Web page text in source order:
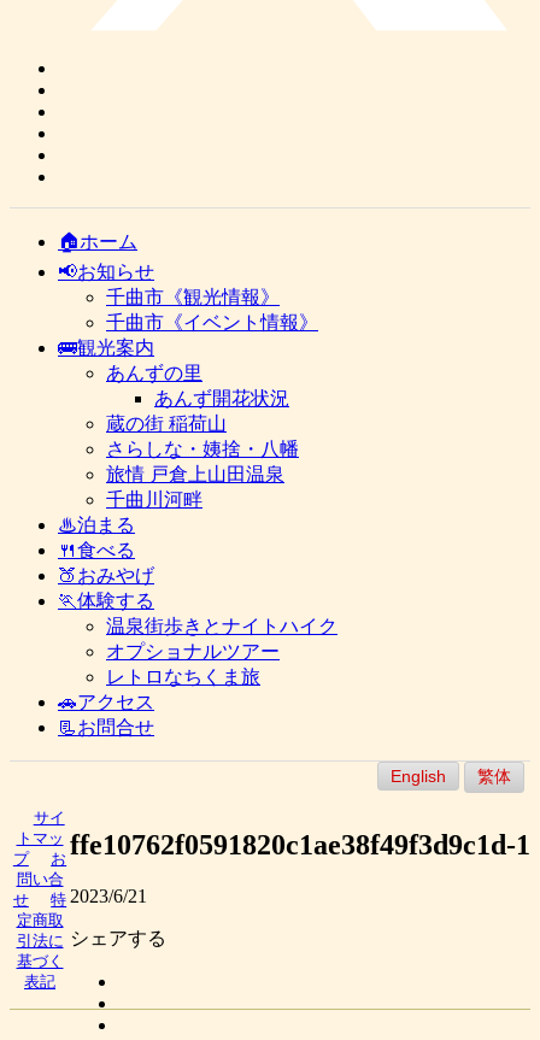
🏠ホーム
📢お知らせ
千曲市《観光情報》
千曲市《イベント情報》
🚌観光案内
あんずの里
あんず開花状況
蔵の街 稲荷山
さらしな・姨捨・八幡
旅情 戸倉上山田温泉
千曲川河畔
♨泊まる
🍴食べる
🍑おみやげ
🏃体験する
温泉街歩きとナイトハイク
オプショナルツアー
レトロなちくま旅
🚗アクセス
📃お問合せ
English 繁体
ffe10762f0591820c1ae38f49f3d9c1d-1
2023/6/21
シェアする
サイ
トマッ
プ
お
問い合
せ
特
定商取
引法に
基づく
表記